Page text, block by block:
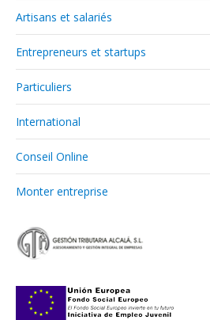
Artisans et salariés
Entrepreneurs et startups
Particuliers
International
Conseil Online
Monter entreprise